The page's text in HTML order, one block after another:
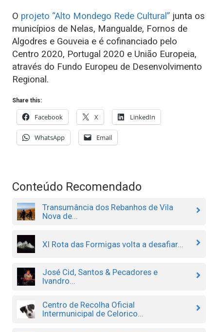
O projeto “Alto Mondego Rede Cultural” junta os
municípios de Nelas, Mangualde, Fornos de
Algodres e Gouveia e é cofinanciado pelo
Centro 2020, Portugal 2020 e União Europeia,
através do Fundo Europeu de Desenvolvimento
Regional.
Share this:
Facebook X LinkedIn
WhatsApp Email
Conteúdo Recomendado
Transumância dos Rebanhos de Vila
Nova de...
XI Rota das Formigas volta a desafiar...
José Cid, Santos & Pecadores e
Ivandro...
Centro de Recolha Oficial
Intermunicipal de Celorico...